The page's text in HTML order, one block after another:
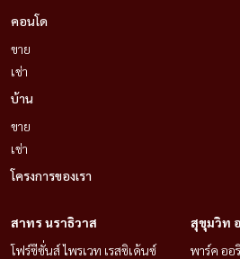
คอนโด
ขาย
เช่า
บ้าน
ขาย
เช่า
โครงการของเรา
สาทร นราธิวาส
โฟร์ซีซั่นส์ ไพรเวท เรสซิเด้นซ์
สุขุมวิท
พาร์ค ออ